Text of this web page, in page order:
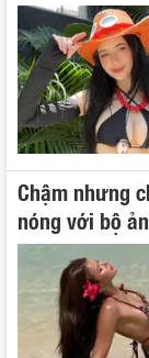
Chậm nhưng
nóng với bộ